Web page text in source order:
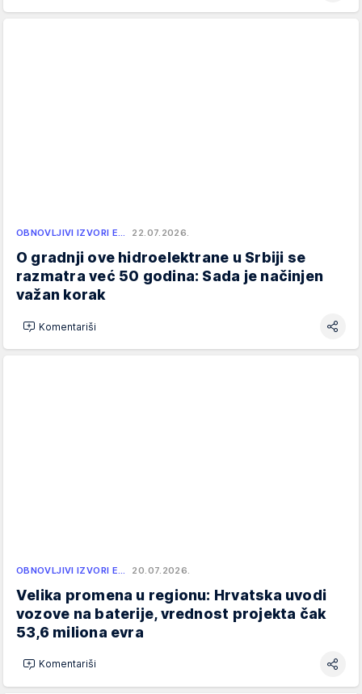
OBNOVLJIVI IZVORI E… 22.07.2026.
O gradnji ove hidroelektrane u Srbiji se
razmatra već 50 godina: Sada je načinjen
važan korak
Komentariši
OBNOVLJIVI IZVORI E… 20.07.2026.
Velika promena u regionu: Hrvatska uvodi
vozove na baterije, vrednost projekta čak
53,6 miliona evra
Komentariši